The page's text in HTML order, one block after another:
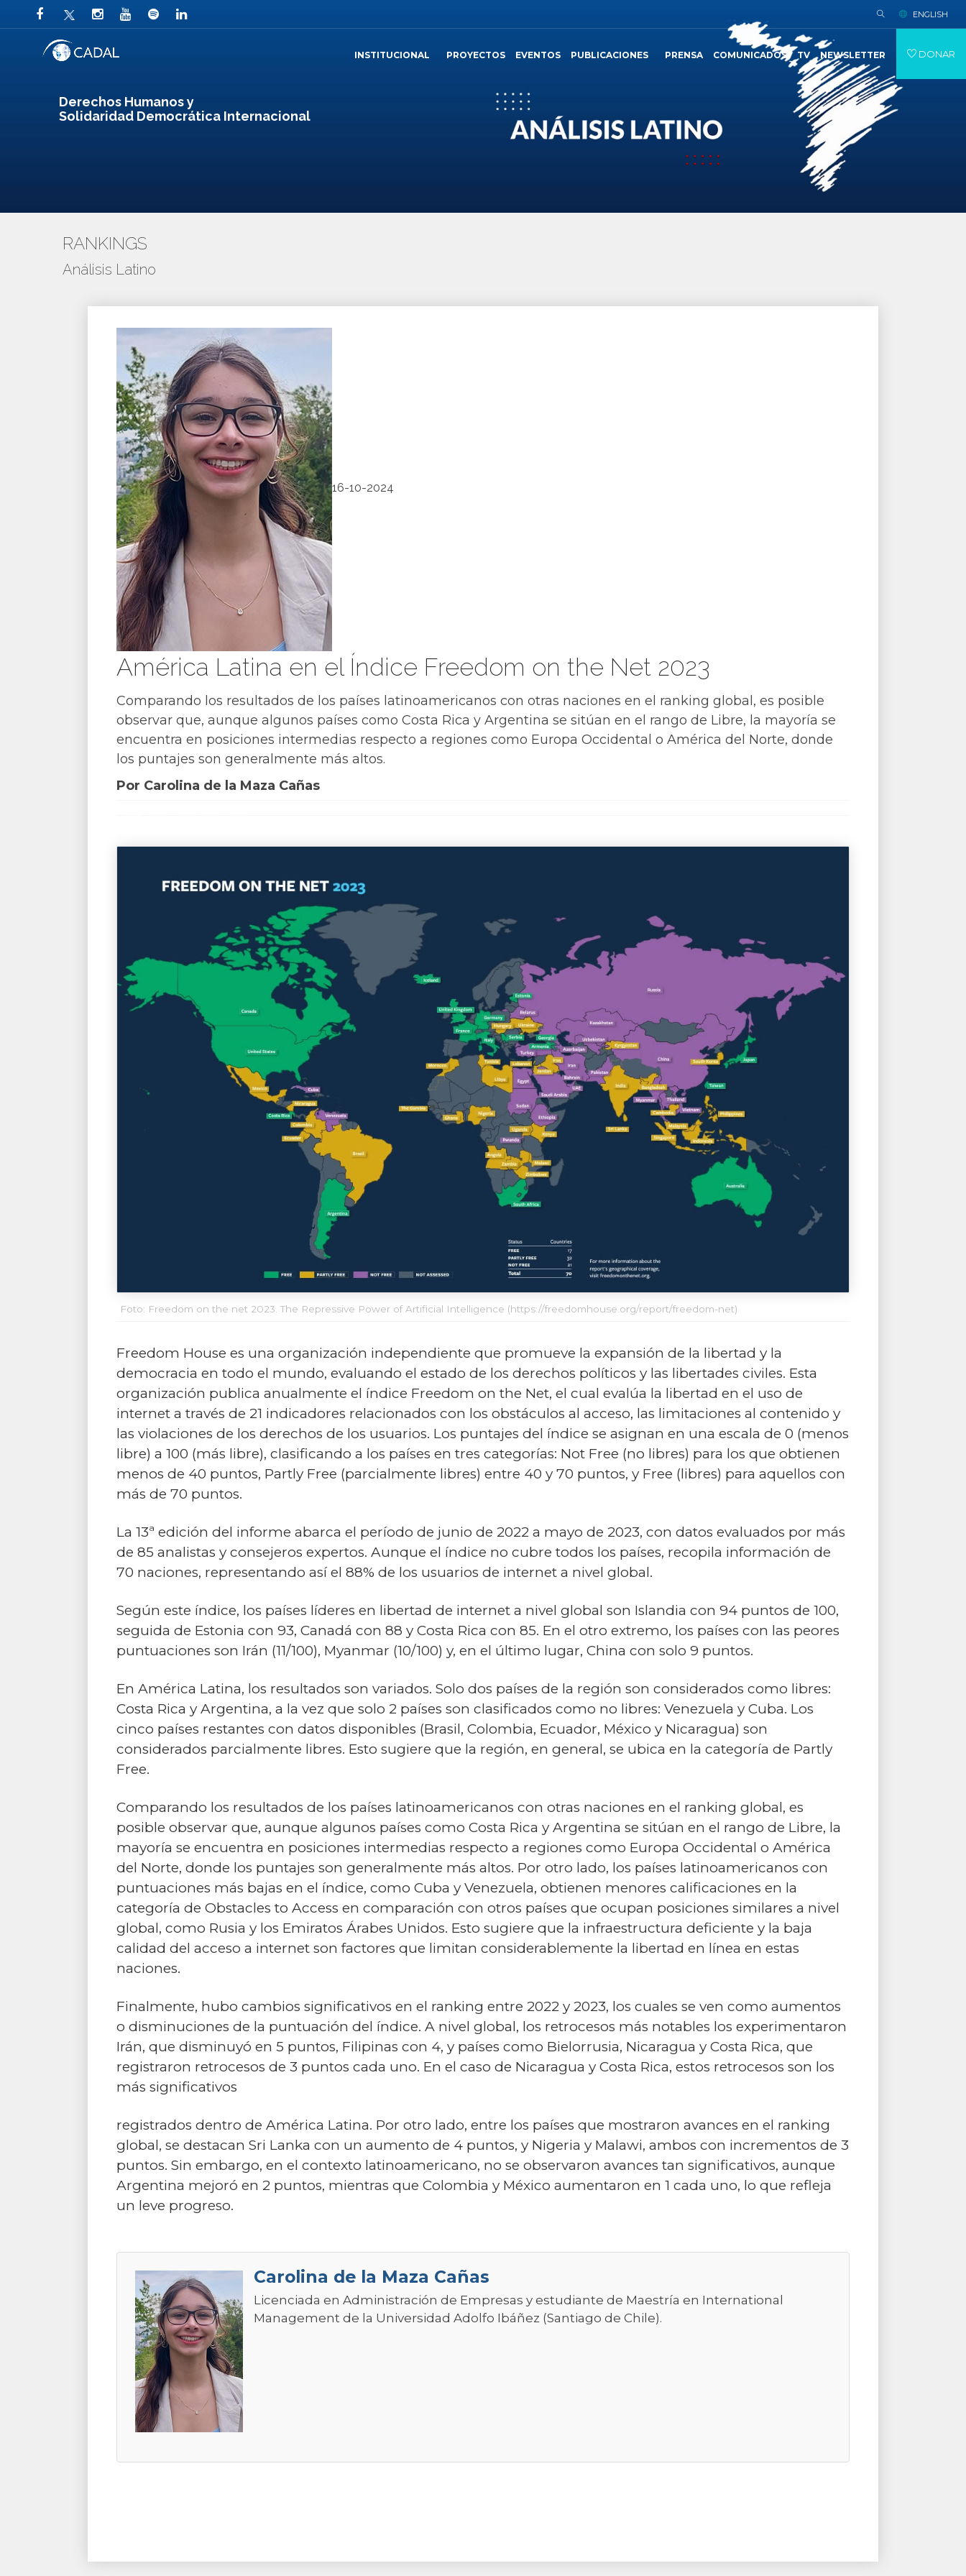
Derechos Humanos y
Solidaridad Democrática Internacional
ENGLISH
INSTITUCIONAL PROYECTOS EVENTOS PUBLICACIONES PRENSA COMUNICADOS TV NEWSLETTER DONAR
RANKINGS
Análisis Latino
16-10-2024
América Latina en el Índice Freedom on the Net 2023
Comparando los resultados de los países latinoamericanos con otras naciones en el ranking global, es posible
observar que, aunque algunos países como Costa Rica y Argentina se sitúan en el rango de Libre, la mayoría se
encuentra en posiciones intermedias respecto a regiones como Europa Occidental o América del Norte, donde
los puntajes son generalmente más altos.
Por Carolina de la Maza Cañas
Foto: Freedom on the net 2023. The Repressive Power of Artificial Intelligence (https://freedomhouse.org/report/freedom-net)
Freedom House es una organización independiente que promueve la expansión de la libertad y la
democracia en todo el mundo, evaluando el estado de los derechos políticos y las libertades civiles. Esta
organización publica anualmente el índice Freedom on the Net, el cual evalúa la libertad en el uso de
internet a través de 21 indicadores relacionados con los obstáculos al acceso, las limitaciones al contenido y
las violaciones de los derechos de los usuarios. Los puntajes del índice se asignan en una escala de 0 (menos
libre) a 100 (más libre), clasificando a los países en tres categorías: Not Free (no libres) para los que obtienen
menos de 40 puntos, Partly Free (parcialmente libres) entre 40 y 70 puntos, y Free (libres) para aquellos con
más de 70 puntos.
La 13ª edición del informe abarca el período de junio de 2022 a mayo de 2023, con datos evaluados por más
de 85 analistas y consejeros expertos. Aunque el índice no cubre todos los países, recopila información de
70 naciones, representando así el 88% de los usuarios de internet a nivel global.
Según este índice, los países líderes en libertad de internet a nivel global son Islandia con 94 puntos de 100,
seguida de Estonia con 93, Canadá con 88 y Costa Rica con 85. En el otro extremo, los países con las peores
puntuaciones son Irán (11/100), Myanmar (10/100) y, en el último lugar, China con solo 9 puntos.
En América Latina, los resultados son variados. Solo dos países de la región son considerados como libres:
Costa Rica y Argentina, a la vez que solo 2 países son clasificados como no libres: Venezuela y Cuba. Los
cinco países restantes con datos disponibles (Brasil, Colombia, Ecuador, México y Nicaragua) son
considerados parcialmente libres. Esto sugiere que la región, en general, se ubica en la categoría de Partly
Free.
Comparando los resultados de los países latinoamericanos con otras naciones en el ranking global, es
posible observar que, aunque algunos países como Costa Rica y Argentina se sitúan en el rango de Libre, la
mayoría se encuentra en posiciones intermedias respecto a regiones como Europa Occidental o América
del Norte, donde los puntajes son generalmente más altos. Por otro lado, los países latinoamericanos con
puntuaciones más bajas en el índice, como Cuba y Venezuela, obtienen menores calificaciones en la
categoría de Obstacles to Access en comparación con otros países que ocupan posiciones similares a nivel
global, como Rusia y los Emiratos Árabes Unidos. Esto sugiere que la infraestructura deficiente y la baja
calidad del acceso a internet son factores que limitan considerablemente la libertad en línea en estas
naciones.
Finalmente, hubo cambios significativos en el ranking entre 2022 y 2023, los cuales se ven como aumentos
o disminuciones de la puntuación del índice. A nivel global, los retrocesos más notables los experimentaron
Irán, que disminuyó en 5 puntos, Filipinas con 4, y países como Bielorrusia, Nicaragua y Costa Rica, que
registraron retrocesos de 3 puntos cada uno. En el caso de Nicaragua y Costa Rica, estos retrocesos son los
más significativos
registrados dentro de América Latina. Por otro lado, entre los países que mostraron avances en el ranking
global, se destacan Sri Lanka con un aumento de 4 puntos, y Nigeria y Malawi, ambos con incrementos de 3
puntos. Sin embargo, en el contexto latinoamericano, no se observaron avances tan significativos, aunque
Argentina mejoró en 2 puntos, mientras que Colombia y México aumentaron en 1 cada uno, lo que refleja
un leve progreso.
Carolina de la Maza Cañas
Licenciada en Administración de Empresas y estudiante de Maestría en International
Management de la Universidad Adolfo Ibáñez (Santiago de Chile).